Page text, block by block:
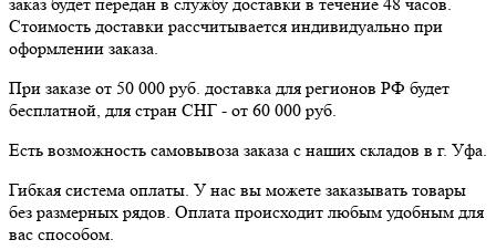
Стоимость доставки рассчитывается индивидуально при
оформлении заказа.
При заказе от 50 000 руб. доставка для регионов РФ будет
бесплатной, для стран СНГ - от 60 000 руб.
Есть возможность самовывоза заказа с наших складов в г. Уфа.
Гибкая система оплаты. У нас вы можете заказывать товары
без размерных рядов. Оплата происходит любым удобным для
вас способом.